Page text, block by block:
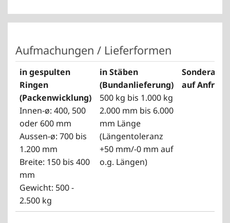
Aufmachungen / Lieferformen
in gespulten
Ringen
(Packenwicklung)
Innen-ø: 400, 500
oder 600 mm
Aussen-ø: 700 bis
1.200 mm
Breite: 150 bis 400
mm
Gewicht: 500 -
2.500 kg
in Stäben
(Bundanlieferung)
500 kg bis 1.000 kg
2.000 mm bis 6.000
mm Länge
(Längentoleranz
+50 mm/-0 mm auf
o.g. Längen)
auf Anfrage